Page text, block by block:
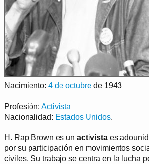
Nacimiento: 4 de octubre de 1943
Profesión: Activista
Nacionalidad: Estados Unidos.
H. Rap Brown es un activista
por su participación en movimientos
civiles. Su trabajo se centra en la lucha